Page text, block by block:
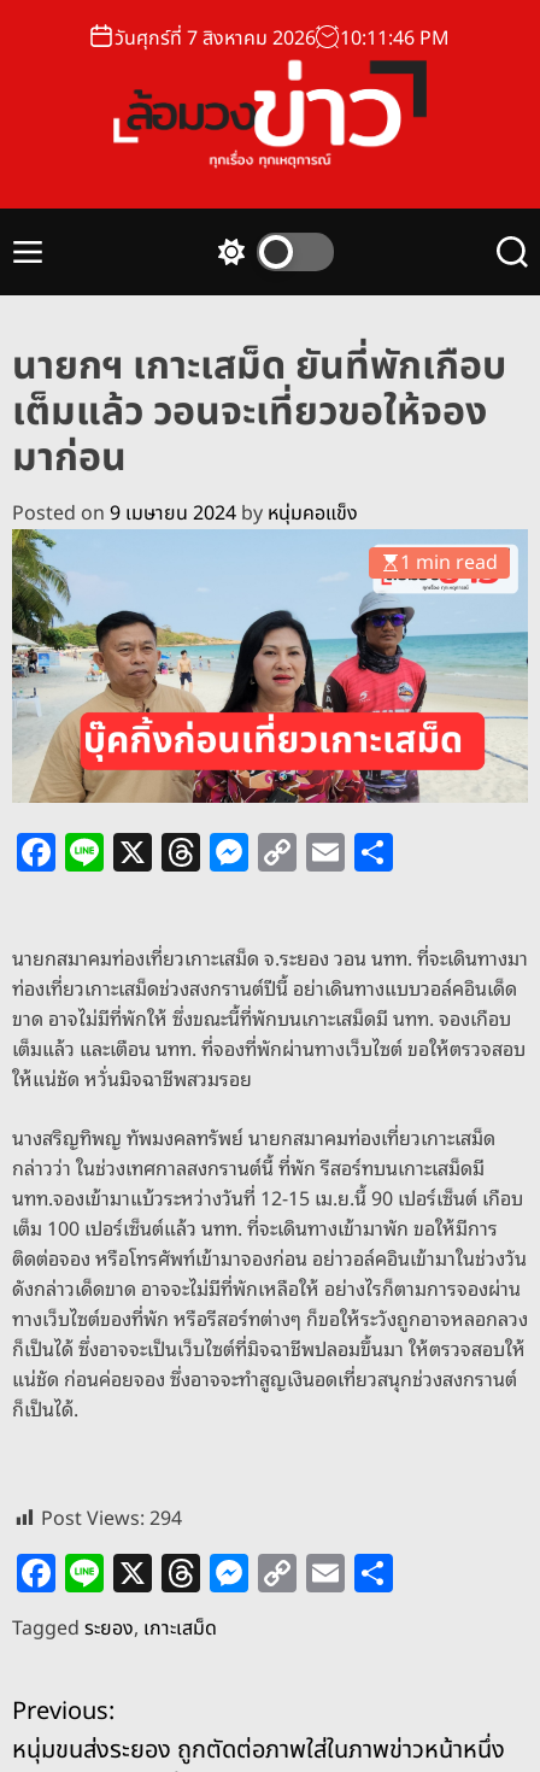
วันศุกร์ที่ 7 สิงหาคม 2026 10:11:47 PM
อ
า
ว
M
c
h
c
o
r
m
S
c
h
นายกฯ เกาะเสม็ด ยันที่พักเกือบ
เต็มแล้ว วอนจะเที่ยวขอให้จอง
มาก่อน
Posted on 9 เมษายน 2024 by หนุ่มคอแข็ง
1 min read
F
a
e
b
o
o
k
Li
n
X T
h
a
d
s
M
e
e
n
g
er
C
o
y
Li
n
E
m
l
ar
e
นายกสมาคมท่องเที่ยวเกาะเสม็ด จ.ระยอง วอน นทท. ที่จะเดินทางมา
ท่องเที่ยวเกาะเสม็ดช่วงสงกรานต์ปีนี้ อย่าเดินทางแบบวอล์คอินเด็ด
ขาด อาจไม่มีที่พักให้ ซึ่งขณะนี้ที่พักบนเกาะเสม็ดมี นทท. จองเกือบ
เต็มแล้ว และเตือน นทท. ที่จองที่พักผ่านทางเว็บไซต์ ขอให้ตรวจสอบ
ให้แน่ชัด หวั่นมิจฉาชีพสวมรอย
นางสริญทิพญ ทัพมงคลทรัพย์ นายกสมาคมท่องเที่ยวเกาะเสม็ด
กล่าวว่า ในช่วงเทศกาลสงกรานต์นี้ ที่พัก รีสอร์ทบนเกาะเสม็ดมี
นทท.จองเข้ามาแบ้วระหว่างวันที่ 12-15 เม.ย.นี้ 90 เปอร์เซ็นต์ เกือบ
เต็ม 100 เปอร์เซ็นต์แล้ว นทท. ที่จะเดินทางเข้ามาพัก ขอให้มีการ
ติดต่อจอง หรือโทรศัพท์เข้ามาจองก่อน อย่าวอล์คอินเข้ามาในช่วงวัน
ดังกล่าวเด็ดขาด อาจจะไม่มีที่พักเหลือให้ อย่างไรก็ตามการจองผ่าน
ทางเว็บไซต์ของที่พัก หรือรีสอร์ทต่างๆ ก็ขอให้ระวังถูกอาจหลอกลวง
ก็เป็นได้ ซึ่งอาจจะเป็นเว็บไซต์ที่มิจฉาชีพปลอมขึ้นมา ให้ตรวจสอบให้
แน่ชัด ก่อนค่อยจอง ซึ่งอาจจะทำสูญเงินอดเที่ยวสนุกช่วงสงกรานต์
ก็เป็นได้.
Post Views:294
F
a
c
e
b
Li
n
e
X T
h
re
d
M
e
n
C
o
Li
E
m
Tagged ระยอง, เกาะเสม็ด
แ
Previous:
หนุ่มขนส่งระยอง ถูกตัดต่อภาพใส่ในภาพข่าวหน้าหนึ่ง